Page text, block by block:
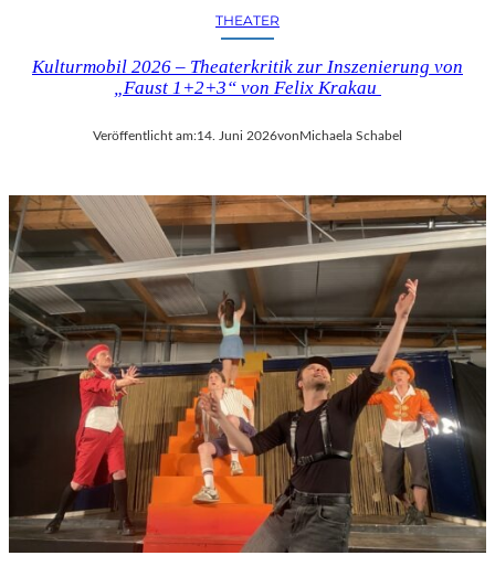
THEATER
Kulturmobil 2026 – Theaterkritik zur Inszenierung von
„Faust 1+2+3“ von Felix Krakau
Veröffentlicht am:14. Juni 2026vonMichaela Schabel